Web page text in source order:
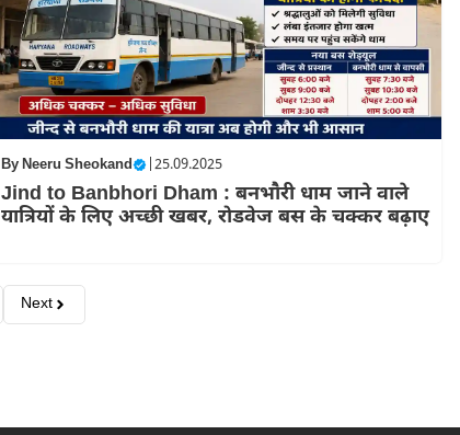
ByNeeru Sheokand |25.09.2025
Jind to Banbhori Dham : बनभौरी धाम जाने वाले
यात्रियों के लिए अच्छी खबर, रोडवेज बस के चक्कर बढ़ाए
Next